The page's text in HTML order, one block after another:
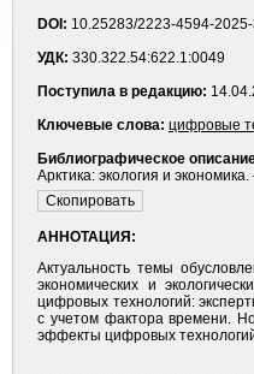
DOI: 10.25283/2223-4594-
УДК: 330.322.54:622.1:0049
Поступила в редакцию:
Ключевые слова: цифровые
Библиографическое
Арктика: экология и
АННОТАЦИЯ:
Актуальность темы
экономических и
цифровых технологий:
с учетом фактора времени.
эффекты цифровых